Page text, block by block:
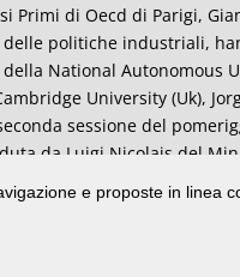
Primi di Oecd di Parigi,
politiche industriali,
National Autonomous
University (Uk),
sessione del
da Luigi Nicolais del
Institute
e Lisa De Propris della
e proposte in linea